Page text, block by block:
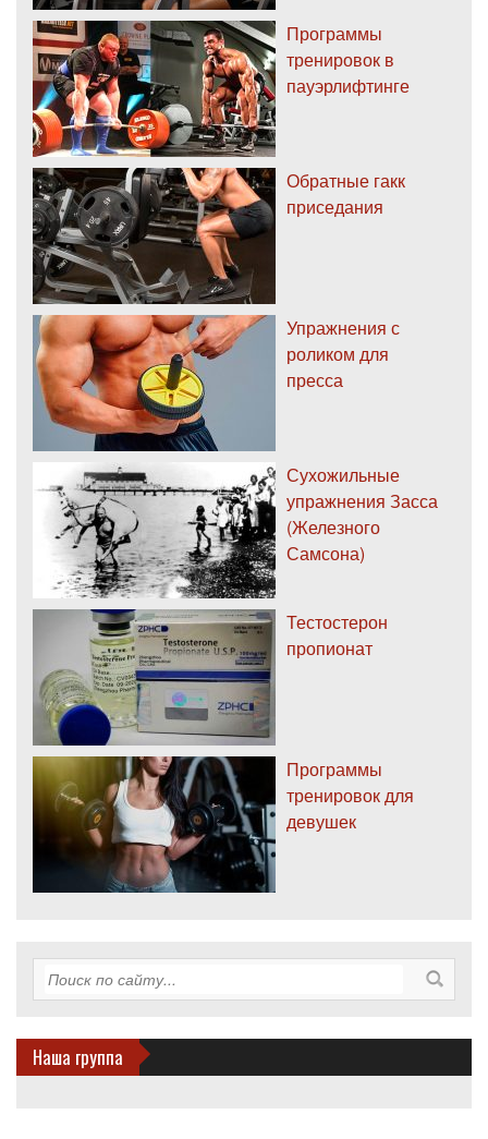
Программы
тренировок в
пауэрлифтинге
Обратные гакк
приседания
Упражнения с
роликом для
пресса
Сухожильные
упражнения Засса
(Железного
Самсона)
Тестостерон
пропионат
Программы
тренировок для
девушек
Наша группа